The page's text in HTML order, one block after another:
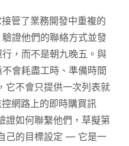
管了業務開發中重複的
證他們的聯絡方式並發
，而不是朝九晚五。與
會耗盡工時、準備時間
它不會只提供一次列表就
網路上的即時購買訊
證如何聯繫他們，草擬第
己的目標設定 — 它是一